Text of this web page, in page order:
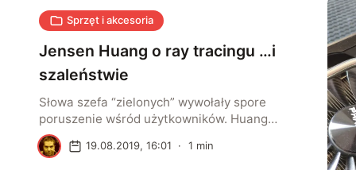
Sprzęt i akcesoria
Jensen Huang o ray tracingu …i
szaleństwie
Słowa szefa “zielonych” wywołały spore
poruszenie wśród użytkowników. Huang
stwierdził podczas rozmowy z inwestorami: –
Jeśli ktoś zamierza kupić nową kartę
D 19.08.2019, 16:01 · 1 min